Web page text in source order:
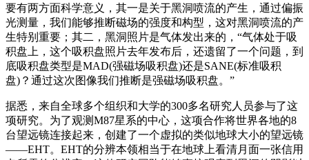
要有两方面科学意义，其一是关于黑洞喷流的产生，通过偏振
光测量，我们能够推断磁场的强度和构型，这对黑洞喷流的产
生特别重要；其二，黑洞照片是气体发出来的，“气体处于吸
积盘上，这个吸积盘照片去年发布后，还遗留了一个问题，到
底吸积盘类型是MAD(强磁场吸积盘)还是SANE(标准吸积
盘)？通过这次图像我们推断是强磁场吸积盘。”
据悉，来自全球多个组织和大学的300多名研究人员参与了这
项研究。为了观测M87星系的中心，这项合作将世界各地的8
台望远镜连接起来，创建了一个虚拟的类似地球大小的望远镜
——EHT。EHT的分辨本领相当于在地球上看清月面一张信用